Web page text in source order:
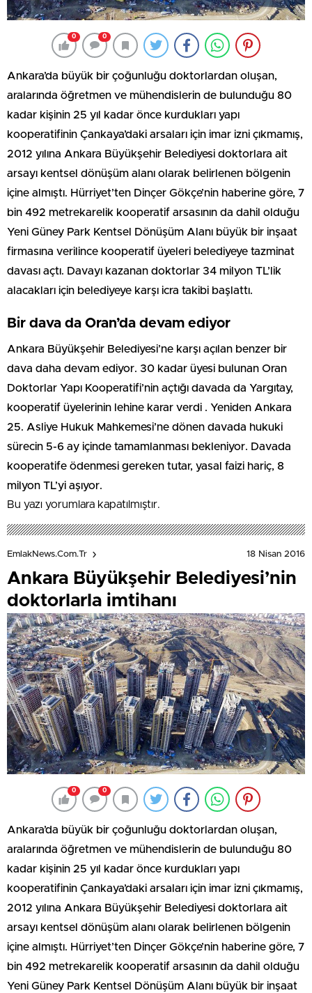
0 0
Ankara’da büyük bir çoğunluğu doktorlardan oluşan,
aralarında öğretmen ve mühendislerin de bulunduğu 80
kadar kişinin 25 yıl kadar önce kurdukları yapı
kooperatifinin Çankaya’daki arsaları için imar izni çıkmamış,
2012 yılına Ankara Büyükşehir Belediyesi doktorlara ait
arsayı kentsel dönüşüm alanı olarak belirlenen bölgenin
içine almıştı. Hürriyet’ten Dinçer Gökçe’nin haberine göre, 7
bin 492 metrekarelik kooperatif arsasının da dahil olduğu
Yeni Güney Park Kentsel Dönüşüm Alanı büyük bir inşaat
firmasına verilince kooperatif üyeleri belediyeye tazminat
davası açtı. Davayı kazanan doktorlar 34 milyon TL’lik
alacakları için belediyeye karşı icra takibi başlattı.
Bir dava da Oran’da devam ediyor
Ankara Büyükşehir Belediyesi’ne karşı açılan benzer bir
dava daha devam ediyor. 30 kadar üyesi bulunan Oran
Doktorlar Yapı Kooperatifi’nin açtığı davada da Yargıtay,
kooperatif üyelerinin lehine karar verdi . Yeniden Ankara
25. Asliye Hukuk Mahkemesi’ne dönen davada hukuki
sürecin 5-6 ay içinde tamamlanması bekleniyor. Davada
kooperatife ödenmesi gereken tutar, yasal faizi hariç, 8
milyon TL’yi aşıyor.
Bu yazı yorumlara kapatılmıştır.
EmlakNews.com.tr 18 Nisan 2016
Ankara Büyükşehir Belediyesi’nin
doktorlarla imtihanı
0 0
Ankara’da büyük bir çoğunluğu doktorlardan oluşan,
aralarında öğretmen ve mühendislerin de bulunduğu 80
kadar kişinin 25 yıl kadar önce kurdukları yapı
kooperatifinin Çankaya’daki arsaları için imar izni çıkmamış,
2012 yılına Ankara Büyükşehir Belediyesi doktorlara ait
arsayı kentsel dönüşüm alanı olarak belirlenen bölgenin
içine almıştı. Hürriyet’ten Dinçer Gökçe’nin haberine göre, 7
bin 492 metrekarelik kooperatif arsasının da dahil olduğu
Yeni Güney Park Kentsel Dönüşüm Alanı büyük bir inşaat